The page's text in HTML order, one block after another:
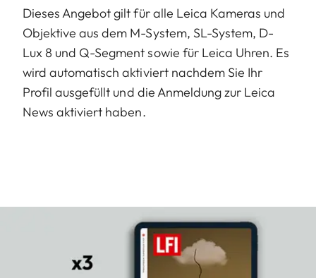
Dieses Angebot gilt für alle Leica Kameras und
Objektive aus dem M-System, SL-System, D-
Lux 8 und Q-Segment sowie für Leica Uhren. Es
wird automatisch aktiviert nachdem Sie Ihr
Profil ausgefüllt und die Anmeldung zur Leica
News aktiviert haben.